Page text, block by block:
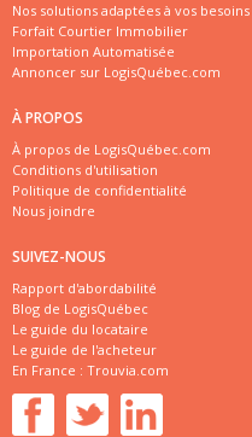
Nos solutions adaptées à vos besoins
Forfait Courtier Immobilier
Importation Automatisée
Annoncer sur LogisQuébec.com
À PROPOS
À propos de LogisQuébec.com
Conditions d'utilisation
Politique de confidentialité
Nous joindre
SUIVEZ-NOUS
Rapport d'abordabilité
Blog de LogisQuébec
Le guide du locataire
Le guide de l'acheteur
En France : Trouvia.com